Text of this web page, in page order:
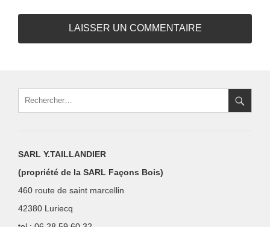
SARL Y.TAILLANDIER
(propriété de la SARL Façons Bois)
460 route de saint marcellin
42380 Luriecq